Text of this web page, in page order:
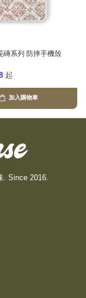
磚系列 防摔手機殼
起
加入購物車
. Since 2016.